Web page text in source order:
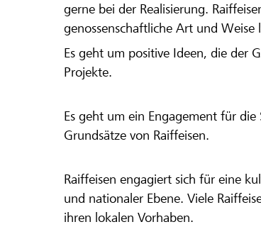
gerne bei der Realisierung.
genossenschaftliche Art und
Es geht um positive Ideen, die der
Projekte.
Es geht um ein Engagement für
Grundsätze von Raiffeisen.
Raiffeisen engagiert sich für eine
und nationaler Ebene. Viele
ihren lokalen Vorhaben.